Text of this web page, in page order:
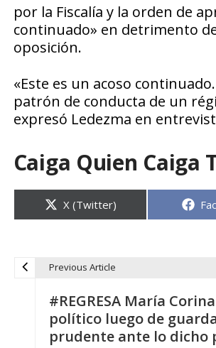
por la Fiscalía y la orden de
continuado» en detrimento
oposición.
«Este es un acoso
patrón de conducta de un
expresó Ledezma en
Caiga Quien Caiga
Compartir
en
X (Twitter)
Previous Article
#REGRESA María
político luego de
prudente ante lo dicho